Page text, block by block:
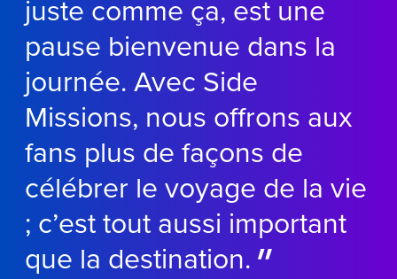
juste comme ça, est une
pause bienvenue dans la
journée. Avec Side
Missions, nous offrons aux
fans plus de façons de
célébrer le voyage de la vie
; c’est tout aussi important
que la destination.